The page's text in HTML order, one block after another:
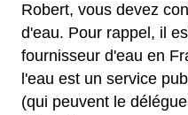
Robert, vous devez
d'eau. Pour rappel, il
fournisseur d'eau en
l'eau est un service
(qui peuvent le